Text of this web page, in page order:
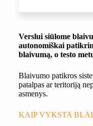
Verslui siūlome
autonomiškai
blaivumą, o testo
Blaivumo patikros
patalpas ar teritoriją
asmenys.
KAIP VYKSTA